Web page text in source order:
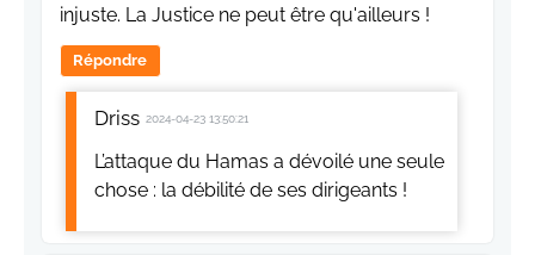
injuste. La Justice ne peut être qu'ailleurs !
Répondre
Driss 2024-04-23 13:50:21
L’attaque du Hamas a dévoilé une seule
chose : la débilité de ses dirigeants !